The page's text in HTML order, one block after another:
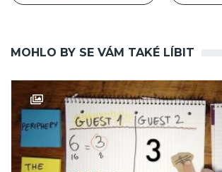
MOHLO BY SE VÁM TAKÉ LÍBIT